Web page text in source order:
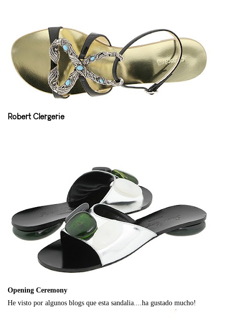
Robert Clergerie
Opening Ceremony
He visto por algunos blogs que esta sandalia....ha gustado mucho!